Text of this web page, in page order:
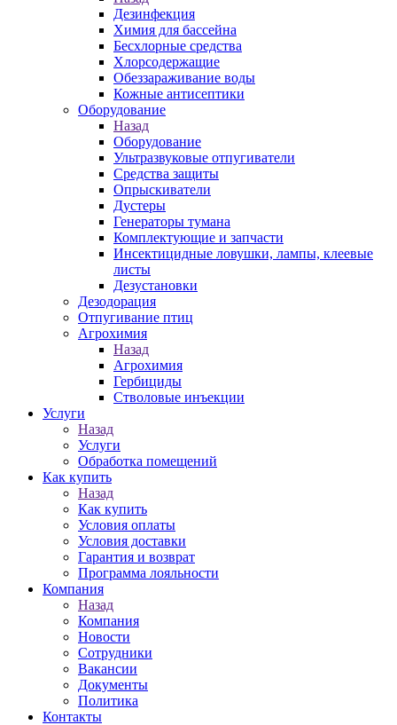
Дезинфекция
Химия для бассейна
Бесхлорные средства
Хлорсодержащие
Обеззараживание воды
Кожные антисептики
Оборудование
Назад
Оборудование
Ультразвуковые отпугиватели
Средства защиты
Опрыскиватели
Дустеры
Генераторы тумана
Комплектующие и запчасти
Инсектицидные ловушки, лампы, клеевые
листы
Дезустановки
Дезодорация
Отпугивание птиц
Агрохимия
Назад
Агрохимия
Гербициды
Стволовые инъекции
Услуги
Назад
Услуги
Обработка помещений
Как купить
Назад
Как купить
Условия оплаты
Условия доставки
Гарантия и возврат
Программа лояльности
Компания
Назад
Компания
Новости
Сотрудники
Вакансии
Документы
Политика
Контакты